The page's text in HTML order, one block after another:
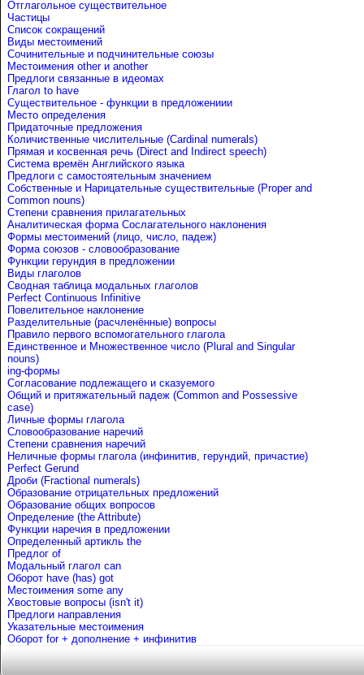
Отглагольное существительное
Частицы
Список сокращений
Виды местоимений
Сочинительные и подчинительные союзы
Местоимения other и another
Предлоги связанные в идеомах
Глагол to have
Существительное - функции в предложениии
Место определения
Придаточные предложения
Количиственные числительные (Cardinal numerals)
Прямая и косвенная речь (Direct and Indirect speech)
Система времён Английского языка
Предлоги с самостоятельным значением
Собственные и Нарицательные cуществительные (Proper and
Common nouns)
Степени сравнения прилагательных
Аналитическая форма Сослагательного наклонения
Формы местоимений (лицо, число, падеж)
Форма союзов - словообразование
Функции герундия в предложении
Виды глаголов
Сводная таблица модальных глаголов
Perfect Continuous Infinitive
Повелительное наклонение
Разделительные (расчленённые) вопросы
Правило первого вспомогательного глагола
Единственное и Множественное число (Plural and Singular
nouns)
ing-формы
Согласование подлежащего и сказуемого
Общий и притяжательный падеж (Common and Possessive
case)
Личные формы глагола
Словообразование наречий
Степени сравнения наречий
Неличные формы глагола (инфинитив, герундий, причастие)
Perfect Gerund
Дроби (Fractional numerals)
Образование отрицательных предложений
Образование общих вопросов
Определение (the Attribute)
Функции наречия в предложении
Определенный артикль the
Предлог of
Mодальный глагол can
Оборот have (has) got
Местоимения some any
Хвостовые вопросы (isn't it)
Предлоги направления
Указательные местоимения
Оборот for + дополнение + инфинитив